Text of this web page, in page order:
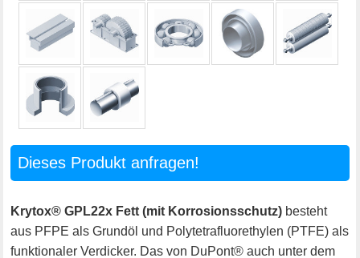
Dieses Produkt anfragen!
Krytox® GPL22x Fett (mit Korrosionsschutz) besteht
aus PFPE als Grundöl und Polytetrafluorethylen (PTFE) als
funktionaler Verdicker. Das von DuPont® auch unter dem